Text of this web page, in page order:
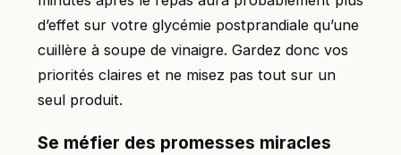
d’effet sur votre glycémie postprandiale qu’une
cuillère à soupe de vinaigre. Gardez donc vos
priorités claires et ne misez pas tout sur un
seul produit.
Se méfier des promesses miracles